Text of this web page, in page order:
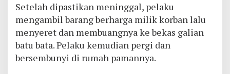
Setelah dipastikan meninggal, pelaku
mengambil barang berharga milik korban lalu
menyeret dan membuangnya ke bekas galian
batu bata. Pelaku kemudian pergi dan
bersembunyi di rumah pamannya.